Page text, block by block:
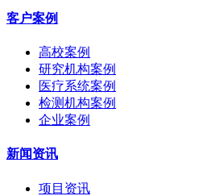
客户案例
高校案例
研究机构案例
医疗系统案例
检测机构案例
企业案例
新闻资讯
项目资讯